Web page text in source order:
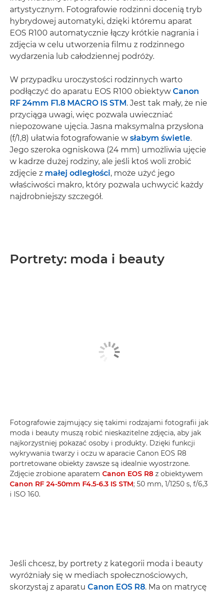
artystycznym. Fotografowie rodzinni docenią tryb
hybrydowej automatyki, dzięki któremu aparat
EOS R100 automatycznie łączy krótkie nagrania i
zdjęcia w celu utworzenia filmu z rodzinnego
wydarzenia lub całodziennej podróży.
W przypadku uroczystości rodzinnych warto
podłączyć do aparatu EOS R100 obiektyw Canon
RF 24mm F1.8 MACRO IS STM. Jest tak mały, że nie
przyciąga uwagi, więc pozwala uwieczniać
niepozowane ujęcia. Jasna maksymalna przysłona
(f/1,8) ułatwia fotografowanie w słabym świetle.
Jego szeroka ogniskowa (24 mm) umożliwia ujęcie
w kadrze dużej rodziny, ale jeśli ktoś woli zrobić
zdjęcie z małej odległości, może użyć jego
właściwości makro, który pozwala uchwycić każdy
najdrobniejszy szczegół.
Portrety: moda i beauty
Fotografowie zajmujący się takimi rodzajami fotografii jak
moda i beauty muszą robić nieskazitelne zdjęcia, aby jak
najkorzystniej pokazać osoby i produkty. Dzięki funkcji
wykrywania twarzy i oczu w aparacie Canon EOS R8
portretowane obiekty zawsze są idealnie wyostrzone.
Zdjęcie zrobione aparatem Canon EOS R8 z obiektywem
Canon RF 24-50mm F4.5-6.3 IS STM; 50 mm, 1/1250 s, f/6,3
i ISO 160.
Jeśli chcesz, by portrety z kategorii moda i beauty
wyróżniały się w mediach społecznościowych,
skorzystaj z aparatu Canon EOS R8. Ma on matrycę